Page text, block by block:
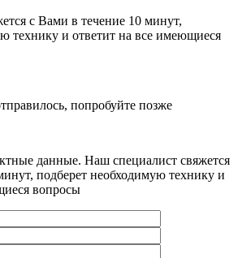
с Вами в течение 10 минут,
технику и ответит на все имеющиеся
попробуйте позже
данные. Наш специалист свяжется
подберет необходимую технику и
вопросы